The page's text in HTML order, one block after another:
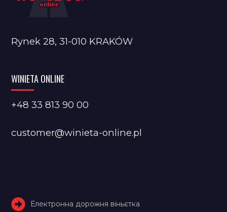
Rynek 28, 31-010 KRAKÓW
WINIETA ONLINE
+48 33 813 90 00
customer@winieta-online.pl
Електронна дорожня віньєтка